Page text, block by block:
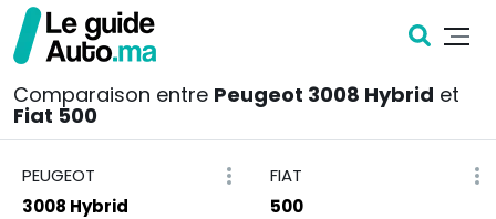
Comparaison entre Peugeot 3008 Hybrid et
Fiat 500
PEUGEOT
3008 Hybrid
FIAT
500